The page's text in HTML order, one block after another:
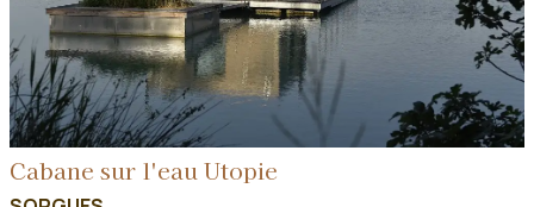
Cabane sur l'eau Utopie